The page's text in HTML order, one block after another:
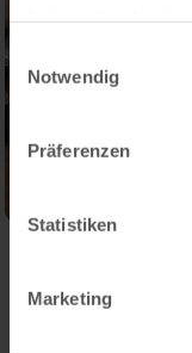
Notwendig
Präferenzen
Statistiken
Marketing
Contact